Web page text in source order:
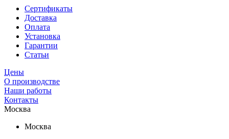
Сертификаты
Доставка
Оплата
Установка
Гарантии
Статьи
Цены
О производстве
Наши работы
Контакты
Москва
Москва